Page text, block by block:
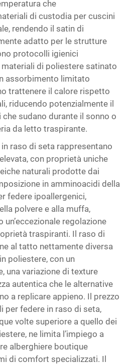
che
di custodia per cuscini
rendendo il satin di
adatto per le strutture
protocolli igienici
materiali di poliestere satinato
assorbimento limitato
trattenere il calore rispetto
riducendo potenzialmente il
sudano durante il sonno o
da letto traspirante.
raso di seta rappresentano
con proprietà uniche
naturali prodotte dai
in amminoacidi della
federe ipoallergenici,
polvere e alla muffa,
regolazione
traspiranti. Il raso di
al tatto nettamente diversa
poliestere, con un
una variazione di texture
autentica che le alternative
a replicare appieno. Il prezzo
per federe in raso di seta,
volte superiore a quello dei
ne limita l’impiego a
alberghiere boutique
di comfort specializzati. Il